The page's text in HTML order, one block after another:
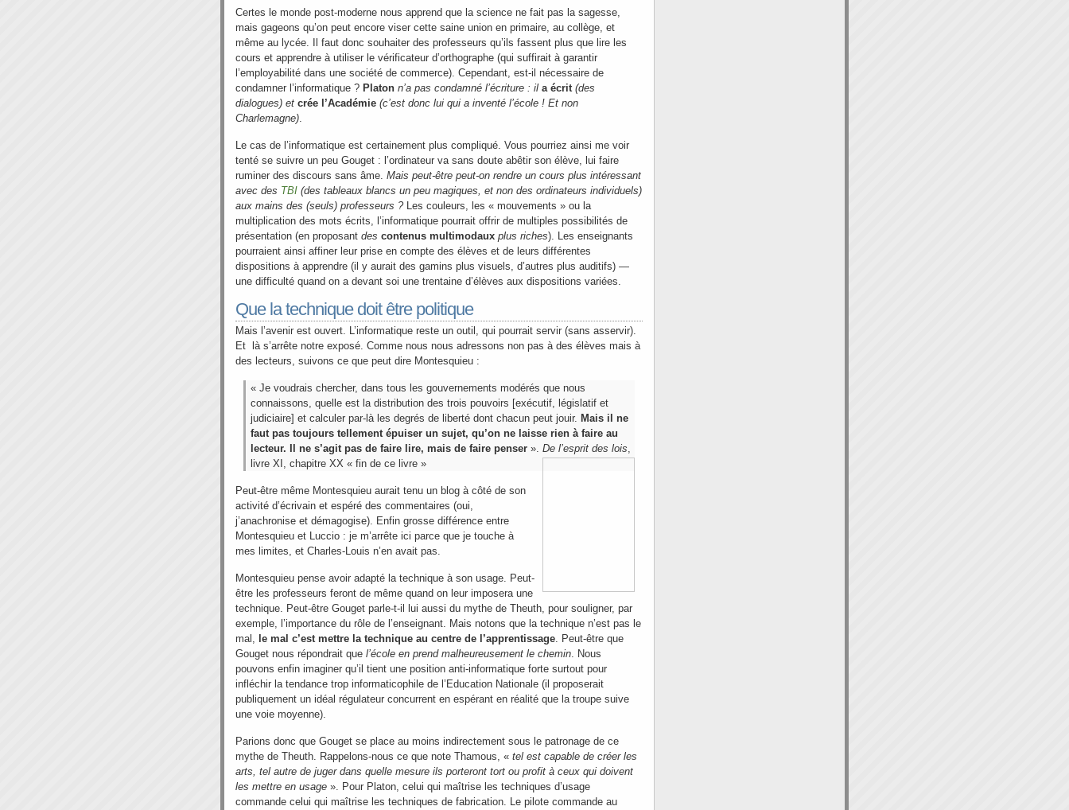
Certes le monde post-moderne nous apprend que la science ne fait pas la sagesse,
mais gageons qu’on peut encore viser cette saine union en primaire, au collège, et
même au lycée. Il faut donc souhaiter des professeurs qu’ils fassent plus que lire les
cours et apprendre à utiliser le vérificateur d’orthographe (qui suffirait à garantir
l’employabilité dans une société de commerce). Cependant, est-il nécessaire de
condamner l’informatique ? Platon n’a pas condamné l’écriture : il a écrit(des
dialogues) et crée l’Académie (c’est donc lui qui a inventé l’école ! Et non
Charlemagne).
Le cas de l’informatique est certainement plus compliqué. Vous pourriez ainsi me voir
tenté se suivre un peu Gouget : l’ordinateur va sans doute abêtir son élève, lui faire
ruminer des discours sans âme. Mais peut-être peut-on rendre un cours plus intéressant
avec des TBI (des tableaux blancs un peu magiques, et non des ordinateurs individuels)
aux mains des (seuls) professeurs ?Les couleurs, les « mouvements » ou la
multiplication des mots écrits, l’informatique pourrait offrir de multiples possibilités de
présentation (en proposant des contenus multimodaux plus riches). Les enseignants
pourraient ainsi affiner leur prise en compte des élèves et de leurs différentes
dispositions à apprendre (il y aurait des gamins plus visuels, d’autres plus auditifs) —
une difficulté quand on a devant soi une trentaine d’élèves aux dispositions variées.
Que la technique doit être politique
Mais l’avenir est ouvert. L’informatique reste un outil, qui pourrait servir (sans asservir).
Et là s’arrête notre exposé. Comme nous nous adressons non pas à des élèves mais à
des lecteurs, suivons ce que peut dire Montesquieu :
« Je voudrais chercher, dans tous les gouvernements modérés que nous
connaissons, quelle est la distribution des trois pouvoirs [exécutif, législatif et
judiciaire] et calculer par-là les degrés de liberté dont chacun peut jouir. Mais il ne
faut pas toujours tellement épuiser un sujet, qu’on ne laisse rien à faire au
lecteur.
Il ne s’agit pas de faire lire, mais de faire penser ». De l’esprit des lois,
livre XI, chapitre XX « fin de ce livre »
Peut-être même Montesquieu aurait tenu un blog à côté de son
activité d’écrivain et espéré des commentaires (oui,
j’anachronise et démagogise). Enfin grosse différence entre
Montesquieu et Luccio : je m’arrête ici parce que je touche à
mes limites, et Charles-Louis n’en avait pas.
Montesquieu pense avoir adapté la technique à son usage. Peut-
être les professeurs feront de même quand on leur imposera une
technique. Peut-être Gouget parle-t-il lui aussi du mythe de Theuth, pour souligner, par
exemple, l’importance du rôle de l’enseignant. Mais notons que la technique n’est pas le
mal, le mal c’est mettre la technique au centre de l’apprentissage. Peut-être que
Gouget nous répondrait que l’école en prend malheureusement le chemin. Nous
pouvons enfin imaginer qu’il tient une position anti-informatique forte surtout pour
infléchir la tendance trop informaticophile de l’Education Nationale (il proposerait
publiquement un idéal régulateur concurrent en espérant en réalité que la troupe suive
une voie moyenne).
Parions donc que Gouget se place au moins indirectement sous le patronage de ce
mythe de Theuth. Rappelons-nous ce que note Thamous, « tel est capable de créer les
arts, tel autre de juger dans quelle mesure ils porteront tort ou profit à ceux qui doivent
les mettre en usage ». Pour Platon, celui qui maîtrise les techniques d’usage
commande celui qui maîtrise les techniques de fabrication. Le pilote commande au